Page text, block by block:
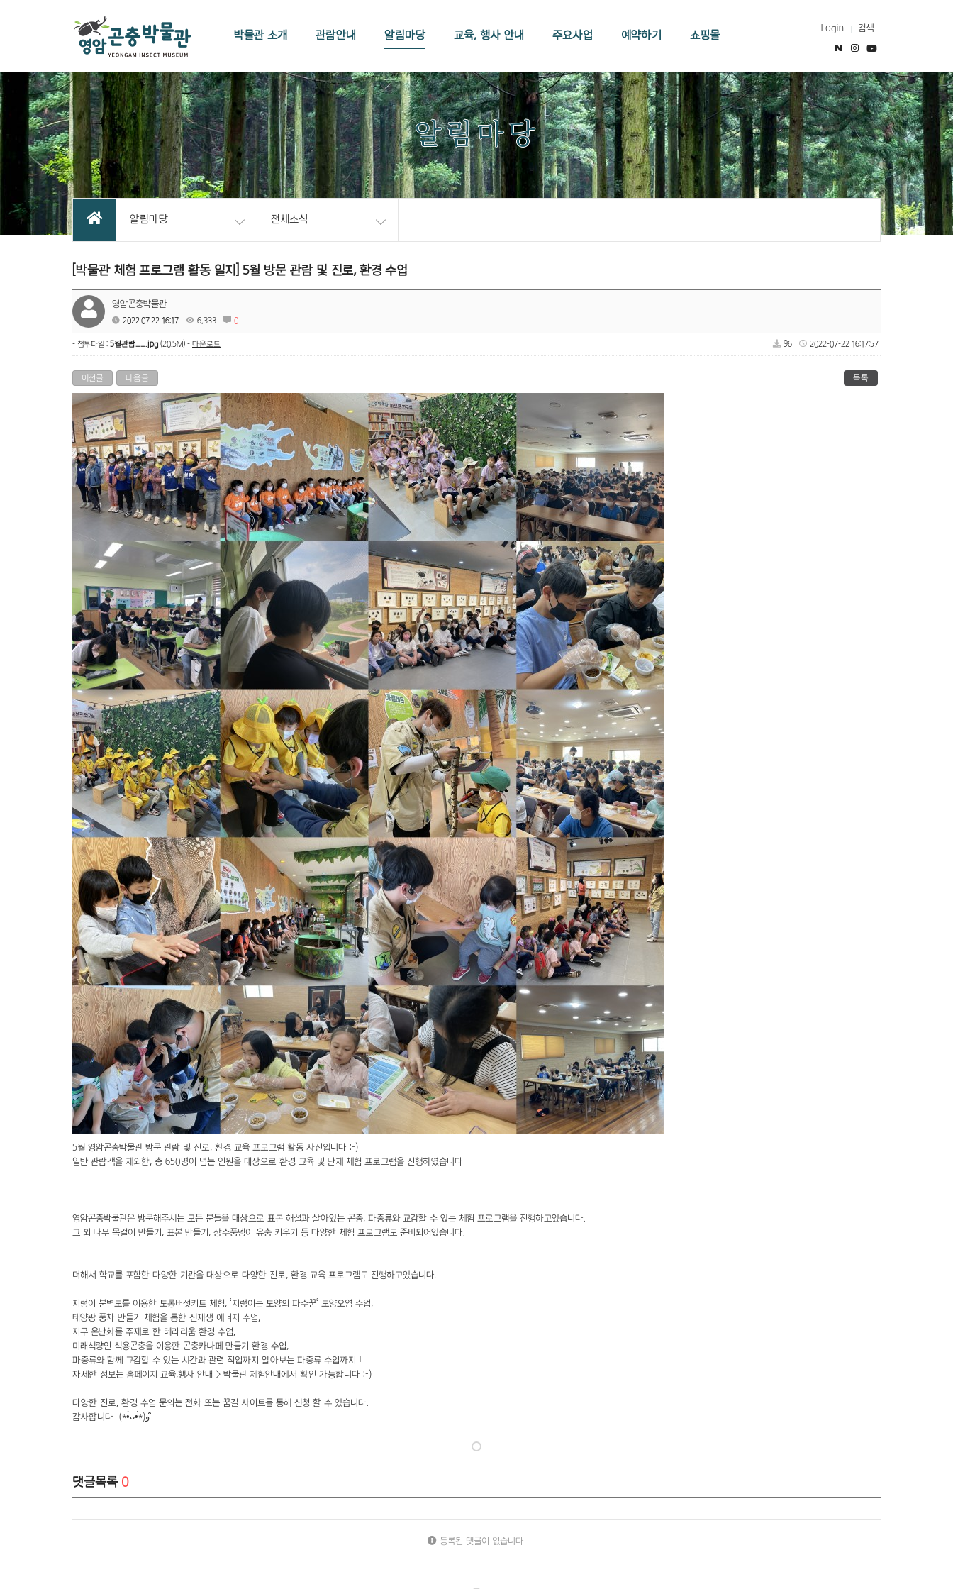
박물관 소개 관람안내 알림마당 교육, 행사 안내 주요사업 예약하기 쇼핑몰 Login 검색
알림마당
알림마당 전체소식
[박물관 체험 프로그램 활동 일지] 5월 방문 관람 및 진로, 환경 수업
영암곤충박물관
2022.07.22 16:17 6,333 0
- 첨부파일 : 5월관람__.jpg (20.5M) - 다운로드 96 2022-07-22 16:17:57
이전글 다음글 목록
5월 영암곤충박물관 방문 관람 및 진로, 환경 교육 프로그램 활동 사진입니다 :-)
일반 관람객을 제외한, 총 650명이 넘는 인원을 대상으로 환경 교육 및 단체 체험 프로그램을 진행하였습니다
영암곤충박물관은 방문해주시는 모든 분들을 대상으로 표본 해설과 살아있는 곤충, 파충류와 교감할 수 있는 체험 프로그램을 진행하고있습니다.
그 외 나무 목걸이 만들기, 표본 만들기, 장수풍뎅이 유충 키우기 등 다양한 체험 프로그램도 준비되어있습니다.
더해서 학교를 포함한 다양한 기관을 대상으로 다양한 진로, 환경 교육 프로그램도 진행하고있습니다.
지렁이 분변토를 이용한 토롱버섯키트 체험, '지렁이는 토양의 파수꾼' 토양오염 수업,
태양광 풍차 만들기 체험을 통한 신재생 에너지 수업,
지구 온난화를 주제로 한 테라리움 환경 수업,
미래식량인 식용곤충을 이용한 곤충카나페 만들기 환경 수업,
파충류와 함께 교감할 수 있는 시간과 관련 직업까지 알아보는 파충류 수업까지 !
자세한 정보는 홈페이지 교육,행사 안내 > 박물관 체험안내에서 확인 가능합니다 :-)
다양한 진로, 환경 수업 문의는 전화 또는 꿈길 사이트를 통해 신청 할 수 있습니다.
감사합니다 (*•̀ᴗ•́*)و ̑̑
댓글목록 0
등록된 댓글이 없습니다.